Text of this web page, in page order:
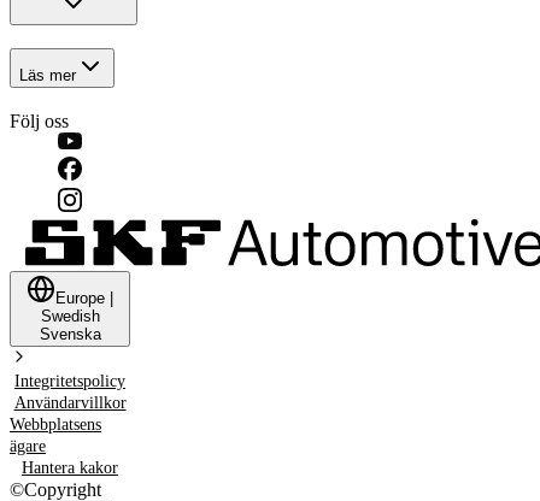
Läs mer
Följ oss
Europe
Swedish
Svenska
Integritetspolicy
Användarvillkor
Webbplatsens
ägare
Hantera kakor
©Copyright